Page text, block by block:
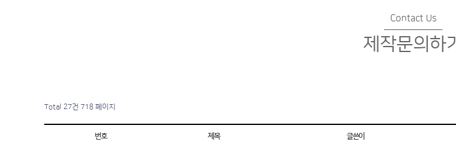
Contact Us
제작문의하기
Total 27건 718 페이지
번호 제목 글쓴이